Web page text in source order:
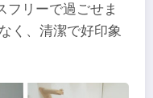
フリーで過ごせま
く、清潔で好印象